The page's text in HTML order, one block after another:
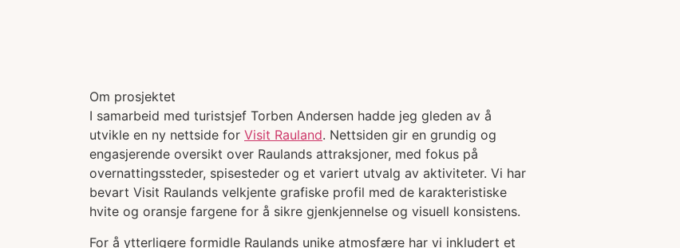
Om prosjektet
I samarbeid med turistsjef Torben Andersen hadde jeg gleden av å
utvikle en ny nettside for Visit Rauland. Nettsiden gir en grundig og
engasjerende oversikt over Raulands attraksjoner, med fokus på
overnattingssteder, spisesteder og et variert utvalg av aktiviteter. Vi har
bevart Visit Raulands velkjente grafiske profil med de karakteristiske
hvite og oransje fargene for å sikre gjenkjennelse og visuell konsistens.
For å ytterligere formidle Raulands unike atmosfære har vi inkludert et